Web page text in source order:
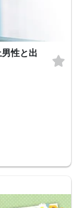
性と出